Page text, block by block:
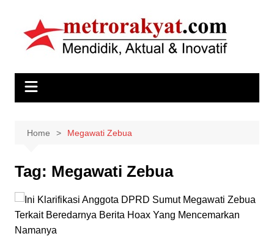
content
Home Megawati Zebua
Tag: Megawati Zebua